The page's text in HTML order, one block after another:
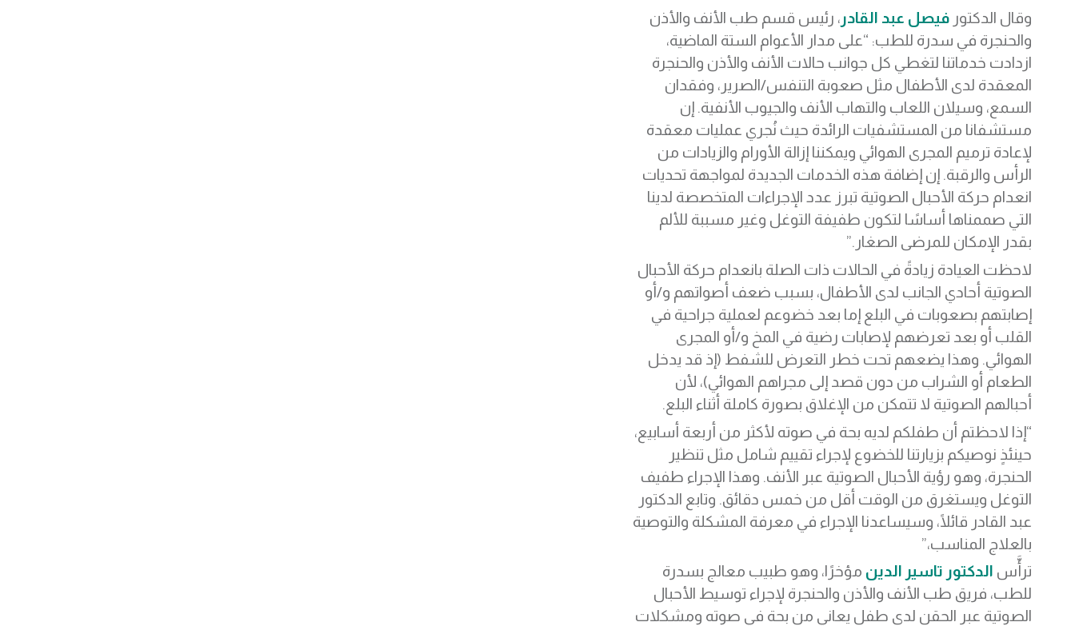
وقال الدكتور فيصل عبد القادر ، رئيس قسم طب الأنف والأذن
والحنجرة في سدرة للطب: “على مدار الأعوام الستة الماضية،
ازدادت خدماتنا لتغطي كل جوانب حالات الأنف والأذن والحنجرة
المعقدة لدى الأطفال مثل صعوبة التنفس/الصرير، وفقدان
السمع، وسيلان اللعاب والتهاب الأنف والجيوب الأنفية. إن
مستشفانا من المستشفيات الرائدة حيث نُجري عمليات معقدة
لإعادة ترميم المجرى الهوائي ويمكننا إزالة الأورام والزيادات من
الرأس والرقبة. إن إضافة هذه الخدمات الجديدة لمواجهة تحديات
انعدام حركة الأحبال الصوتية تبرز عدد الإجراءات المتخصصة لدينا
التي صممناها أساسًا لتكون طفيفة التوغل وغير مسببة للألم
بقدر الإمكان للمرضى الصغار.”
لاحظت العيادة زيادةً في الحالات ذات الصلة بانعدام حركة الأحبال
الصوتية أحادي الجانب لدى الأطفال، بسبب ضعف أصواتهم و/أو
إصابتهم بصعوبات في البلع إما بعد خضوعم لعملية جراحية في
القلب أو بعد تعرضهم لإصابات رضية في المخ و/أو المجرى
الهوائي. وهذا يضعهم تحت خطر التعرض للشفط (إذ قد يدخل
الطعام أو الشراب من دون قصد إلى مجراهم الهوائي)، لأن
أحبالهم الصوتية لا تتمكن من الإغلاق بصورة كاملة أثناء البلع.
“إذا لاحظتم أن طفلكم لديه بحة في صوته لأكثر من أربعة أسابيع،
حينئذٍ نوصيكم بزيارتنا للخضوع لإجراء تقييم شامل مثل تنظير
الحنجرة، وهو رؤية الأحبال الصوتية عبر الأنف. وهذا الإجراء طفيف
التوغل ويستغرق من الوقت أقل من خمس دقائق. وتابع الدكتور
عبد القادر قائلًا، وسيساعدنا الإجراء في معرفة المشكلة والتوصية
بالعلاج المناسب،”
ترأَّس الدكتور تاسير الدين مؤخرًا، وهو طبيب معالج بسدرة
للطب، فريق طب الأنف والأذن والحنجرة لإجراء توسيط الأحبال
الصوتية عبر الحقن لدى طفل يعاني من بحة في صوته ومشكلات